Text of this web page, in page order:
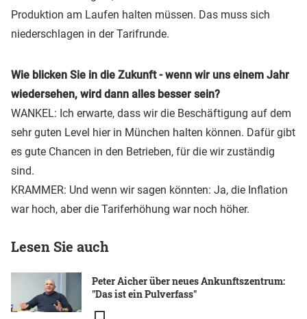
Produktion am Laufen halten müssen. Das muss sich
niederschlagen in der Tarifrunde.
Wie blicken Sie in die Zukunft - wenn wir uns einem Jahr
wiedersehen, wird dann alles besser sein?
WANKEL: Ich erwarte, dass wir die Beschäftigung auf dem
sehr guten Level hier in München halten können. Dafür gibt
es gute Chancen in den Betrieben, für die wir zuständig
sind.
KRAMMER: Und wenn wir sagen könnten: Ja, die Inflation
war hoch, aber die Tariferhöhung war noch höher.
Lesen Sie auch
Peter Aicher über neues Ankunftszentrum:
"Das ist ein Pulverfass"